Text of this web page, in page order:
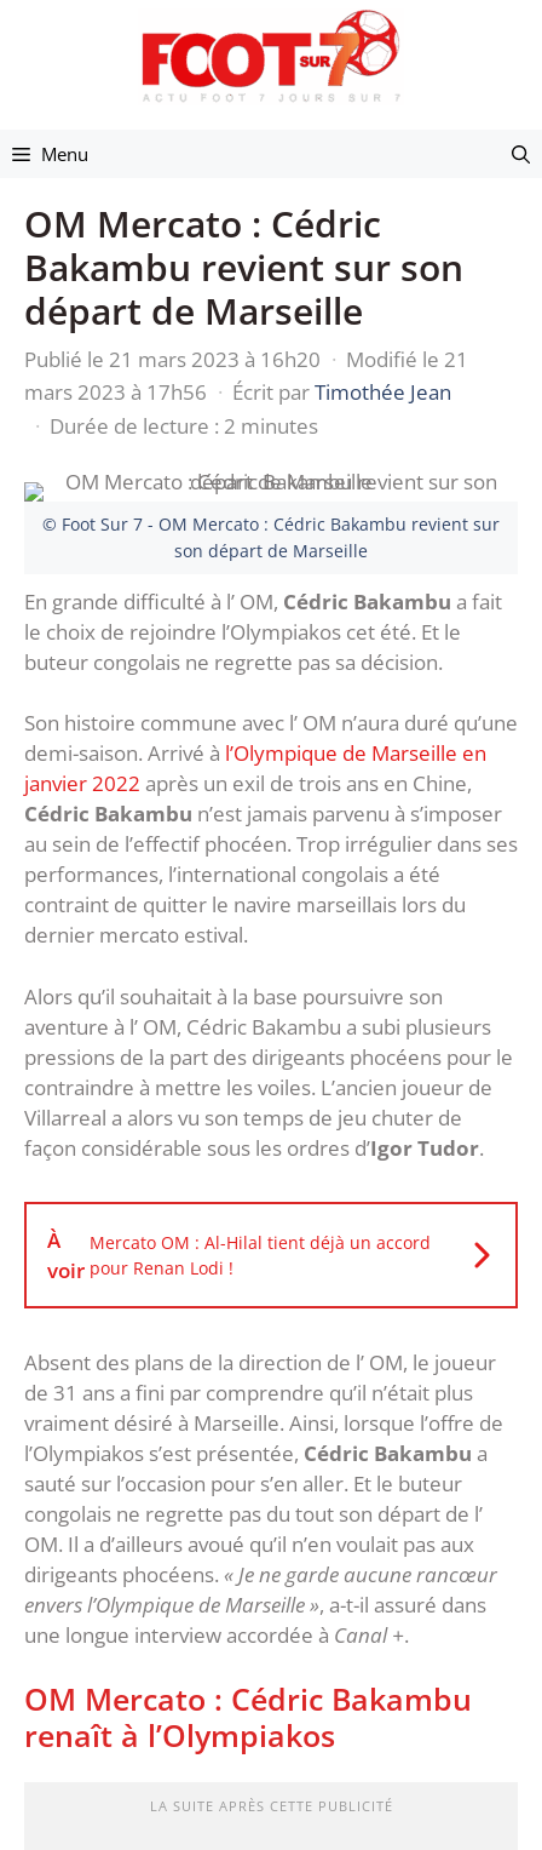
Menu
OM Mercato : Cédric
Bakambu revient sur son
départ de Marseille
Publié le 21 mars 2023 à 16h20 · Modifié le 21
mars 2023 à 17h56 · Écrit parTimothée Jean
· Durée de lecture : 2 minutes
© Foot Sur 7 - OM Mercato : Cédric Bakambu revient sur
son départ de Marseille
En grande difficulté à l’ OM, Cédric Bakambu a fait
le choix de rejoindre l’Olympiakos cet été. Et le
buteur congolais ne regrette pas sa décision.
Son histoire commune avec l’ OM n’aura duré qu’une
demi-saison. Arrivé à l’Olympique de Marseille en
janvier 2022 après un exil de trois ans en Chine,
Cédric Bakambu n’est jamais parvenu à s’imposer
au sein de l’effectif phocéen. Trop irrégulier dans ses
performances, l’international congolais a été
contraint de quitter le navire marseillais lors du
dernier mercato estival.
Alors qu’il souhaitait à la base poursuivre son
aventure à l’ OM, Cédric Bakambu a subi plusieurs
pressions de la part des dirigeants phocéens pour le
contraindre à mettre les voiles. L’ancien joueur de
Villarreal a alors vu son temps de jeu chuter de
façon considérable sous les ordres d’Igor Tudor.
À
voir
Mercato OM : Al-Hilal tient déjà un accord
pour Renan Lodi !
Absent des plans de la direction de l’ OM, le joueur
de 31 ans a fini par comprendre qu’il n’était plus
vraiment désiré à Marseille. Ainsi, lorsque l’offre de
l’Olympiakos s’est présentée, Cédric Bakambu a
sauté sur l’occasion pour s’en aller. Et le buteur
congolais ne regrette pas du tout son départ de l’
OM. Il a d’ailleurs avoué qu’il n’en voulait pas aux
dirigeants phocéens. « Je ne garde aucune rancœur
envers l’Olympique de Marseille », a-t-il assuré dans
une longue interview accordée à Canal +.
OM Mercato : Cédric Bakambu
renaît à l’Olympiakos
LA SUITE APRÈS CETTE PUBLICITÉ